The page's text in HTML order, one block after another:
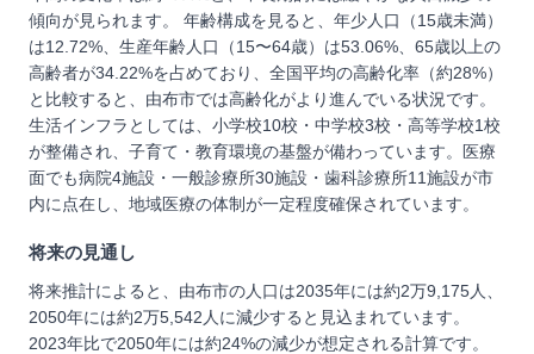
傾向が見られます。 年齢構成を見ると、年少人口（15歳未満）
は12.72%、生産年齢人口（15〜64歳）は53.06%、65歳以上の
高齢者が34.22%を占めており、全国平均の高齢化率（約28%）
と比較すると、由布市では高齢化がより進んでいる状況です。
生活インフラとしては、小学校10校・中学校3校・高等学校1校
が整備され、子育て・教育環境の基盤が備わっています。医療
面でも病院4施設・一般診療所30施設・歯科診療所11施設が市
内に点在し、地域医療の体制が一定程度確保されています。
将来の見通し
将来推計によると、由布市の人口は2035年には約2万9,175人、
2050年には約2万5,542人に減少すると見込まれています。
2023年比で2050年には約24%の減少が想定される計算です。